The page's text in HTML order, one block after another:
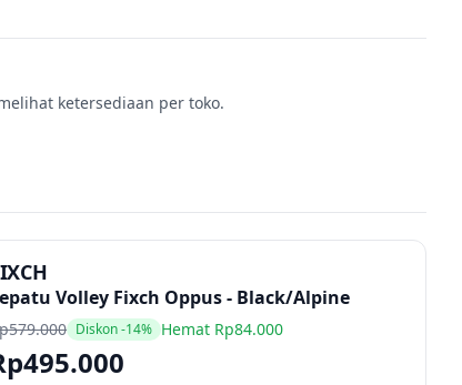
ketersediaan per toko.
Volley Fixch Oppus - Black/Alpine
Diskon -14% Hemat Rp84.000